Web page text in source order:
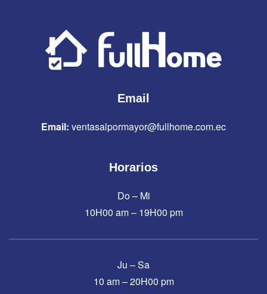
Email
Email: ventasalpormayor@fullhome.com.ec
Horarios
Do – Mi
10H00 am – 19H00 pm
Ju – Sa
10 am – 20H00 pm